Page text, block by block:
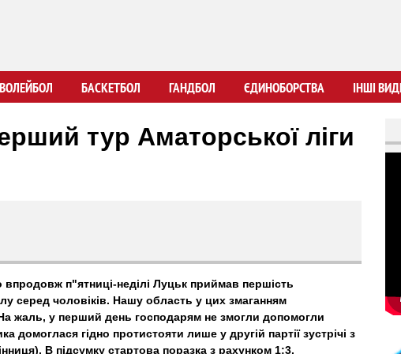
вмісту
ВОЛЕЙБОЛ БАСКЕТБОЛ ГАНДБОЛ ЄДИНОБОРСТВА ІНШІ
тур Аматорської ліги
п"ятниці-неділі Луцьк приймав першість
серед чоловіків. Нашу область у цих змаганням
жаль, у перший день господарям не змогли допомогли
домоглася гідно протистояти лише у другій партії зустрічі з
В підсумку стартова поразка з рахунком 1:3.